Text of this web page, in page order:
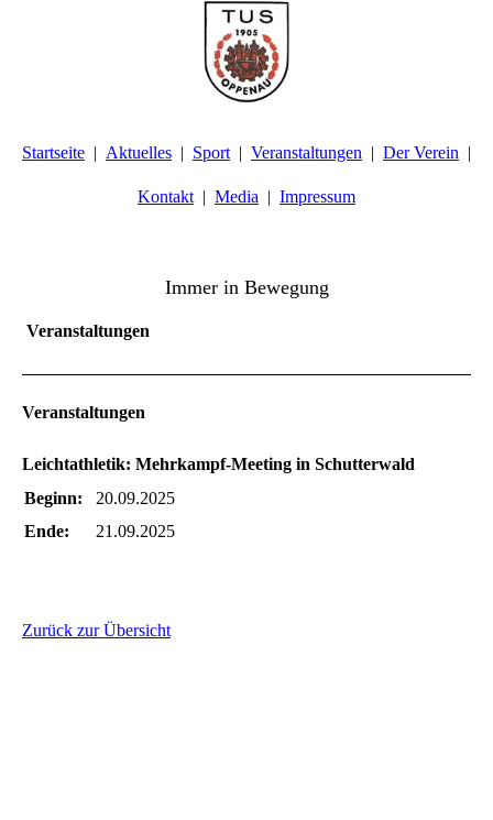
Startseite Aktuelles Sport Veranstaltungen Der Verein
Kontakt Media Impressum
Immer in Bewegung
Veranstaltungen
Veranstaltungen
Leichtathletik: Mehrkampf-Meeting in Schutterwald
Beginn:
20.09.2025
Ende:
21.09.2025
Zurück zur Übersicht